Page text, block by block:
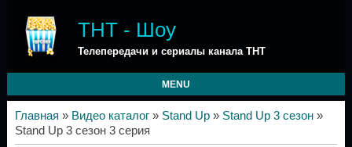
ТНТ - Шоу
Телепередачи и сериалы канала ТНТ
MENU
Главная » Видео каталог» Stand Up» Stand Up 3 сезон»
Stand Up 3 сезон 3 серия